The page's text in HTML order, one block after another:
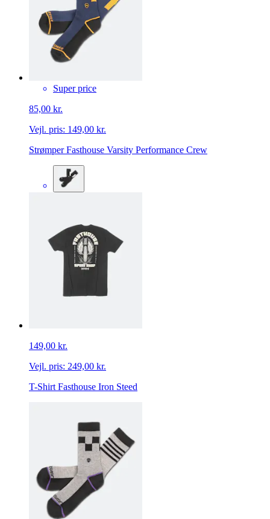
Super price
85,00 kr.
Vejl. pris: 149,00 kr.
Strømper Fasthouse Varsity Performance Crew
149,00 kr.
Vejl. pris: 249,00 kr.
T-Shirt Fasthouse Iron Steed